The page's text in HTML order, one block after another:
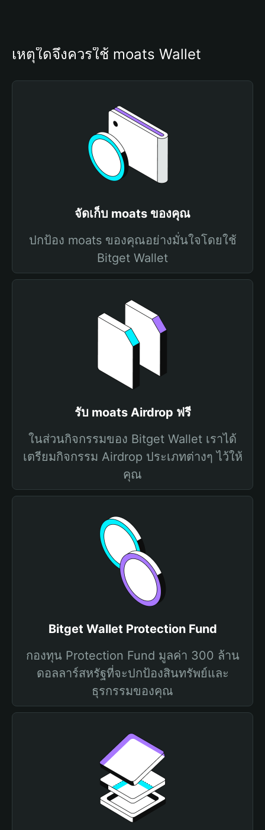
เหตุใดจึงควรใช้ moats Wallet
จัดเก็บ moats ของคุณ
ปกป้อง moats ของคุณอย่างมั่นใจโดยใช้
Bitget Wallet
รับ moats Airdrop ฟรี
ในส่วนกิจกรรมของ Bitget Wallet เราได้
เตรียมกิจกรรม Airdrop ประเภทต่างๆ ไว้ให้
คุณ
Bitget Wallet Protection Fund
กองทุน Protection Fund มูลค่า 300 ล้าน
ดอลลาร์สหรัฐที่จะปกป้องสินทรัพย์และ
ธุรกรรมของคุณ